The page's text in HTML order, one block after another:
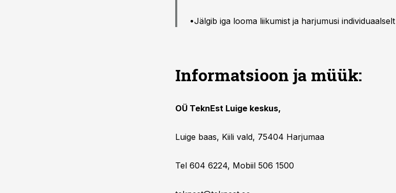
•Jälgib iga looma liikumist ja harjumusi individuaalselt
Informatsioon ja müük:
OÜ TeknEst Luige keskus,
Luige baas, Kiili vald, 75404 Harjumaa
Tel 604 6224, Mobiil 506 1500